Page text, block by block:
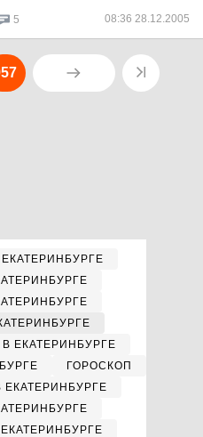
5 08:36 28.12.2005
ЕКАТЕРИНБУРГЕ
ГОРОСКОП